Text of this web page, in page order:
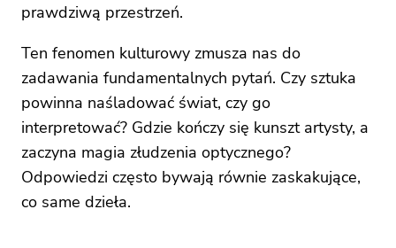
prawdziwą przestrzeń.
Ten fenomen kulturowy zmusza nas do
zadawania fundamentalnych pytań. Czy sztuka
powinna naśladować świat, czy go
interpretować? Gdzie kończy się kunszt artysty, a
zaczyna magia złudzenia optycznego?
Odpowiedzi często bywają równie zaskakujące,
co same dzieła.